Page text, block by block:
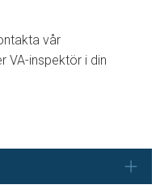
vår
VA-inspektör i din